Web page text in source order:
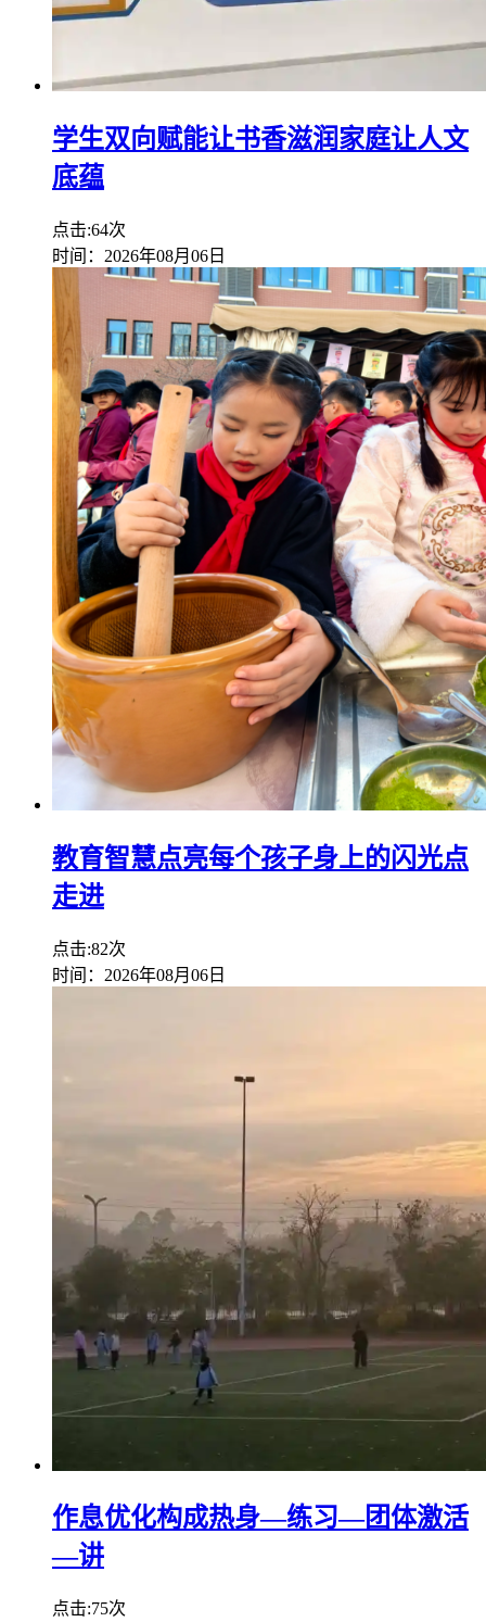
学生双向赋能让书香滋润家庭让人文
底蕴
点击:64次
时间：2026年08月06日
教育智慧点亮每个孩子身上的闪光点
走进
点击:82次
时间：2026年08月06日
作息优化构成热身—练习—团体激活
—讲
点击:75次